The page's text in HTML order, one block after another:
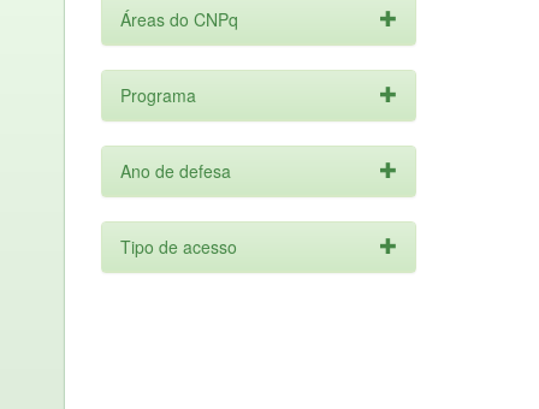
Áreas do CNPq
Programa
Ano de defesa
Tipo de acesso